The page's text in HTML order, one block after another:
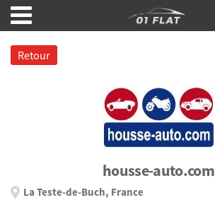
Retour
housse-auto.com
La Teste-de-Buch, France